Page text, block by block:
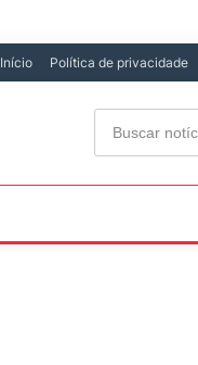
Início Política de privacidade